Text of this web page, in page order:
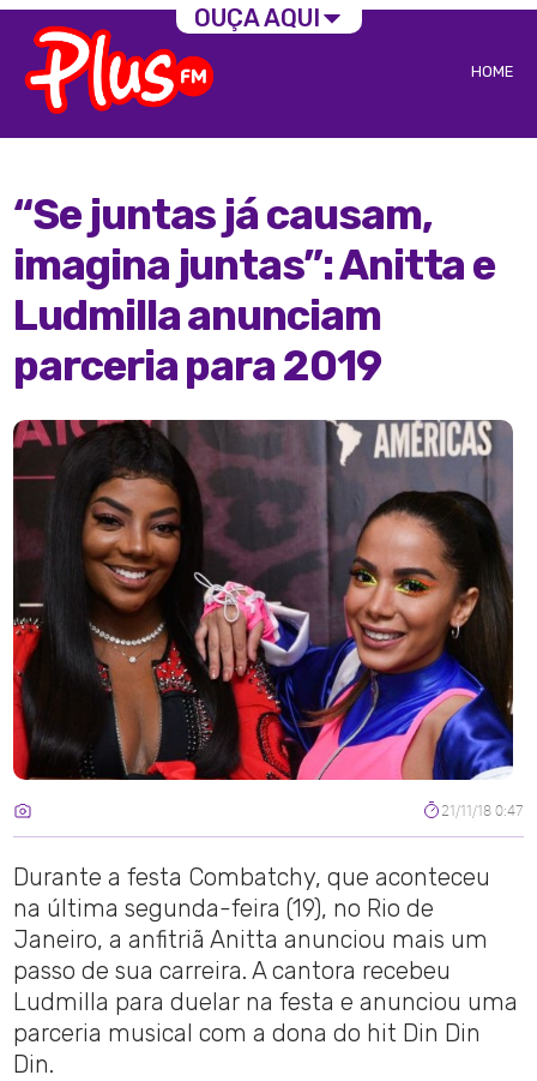
HOME
“Se juntas já causam,
imagina juntas”: Anitta e
Ludmilla anunciam
parceria para 2019
21/11/18 0:47
Durante a festa Combatchy, que aconteceu
na última segunda-feira (19), no Rio de
Janeiro, a anfitriã Anitta anunciou mais um
passo de sua carreira. A cantora recebeu
Ludmilla para duelar na festa e anunciou uma
parceria musical com a dona do hit Din Din
Din.
OUÇA AQUI